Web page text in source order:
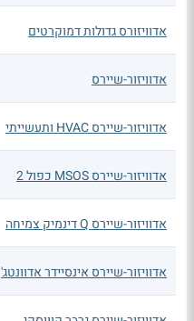
אדוויזורס גדולות דמוקרטים
אדוויזור-שיירס
אדוויזור-שיירס HVAC ותעשייתי
אדוויזור-שיירס MSOS כפול 2
אדוויזור-שיירס Q דינמיק צמיחה
אדוויזור-שיירס אינסיידר אדוונטג'